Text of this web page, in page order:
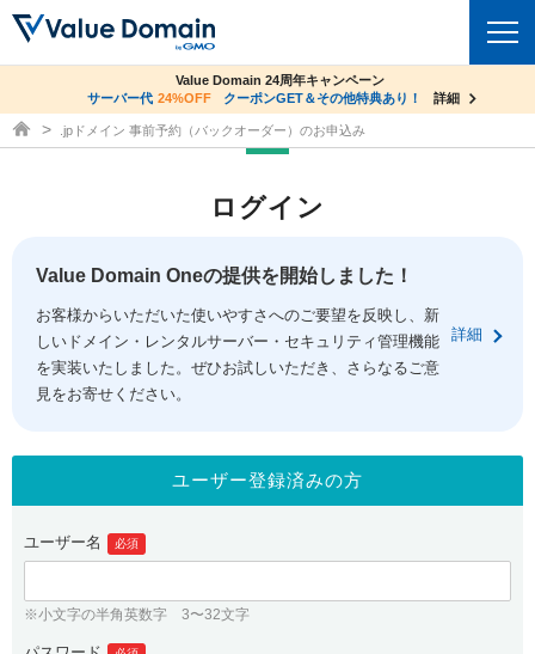
ドメイントップ
ドメイン移管
ドメイン価格一覧
ドメイン一括検索
.jpドメインオークション
gTLDオークション NEW!
.jpドメインバックオーダー
プレミアムドメイン
コアサーバー
バリューサーバー
XREA
セキュリティトップ
Value Domain ネットde診断
SSL証明書
サービストップ
お得意様割引
紹介制度
バリュードメインAPI
ドメイン・ホスティングOEM
facebook
ログイン
従来のバリュードメインをご利用希望の方
ユーザー登録
co.jpドメイン✕コアサーバーV2ビジネス応援キャンペーン
サーバー料金1年間無料
詳細
Value Domain 24周年キャンペーン
サーバー代 24%OFF クーポンGET＆その他特典あり！ 詳細
ドメイン取得ならバリュードメイン
.jpドメイン 事前予約（バックオーダー）のお申込み
ログイン
Value Domain Oneの提供を開始しました！
お客様からいただいた使いやすさへのご要望を反映し、新
しいドメイン・レンタルサーバー・セキュリティ管理機能
を実装いたしました。ぜひお試しいただき、さらなるご意
見をお寄せください。
詳細
ユーザー登録済みの方
ユーザー名 必須
※小文字の半角英数字 3〜32文字